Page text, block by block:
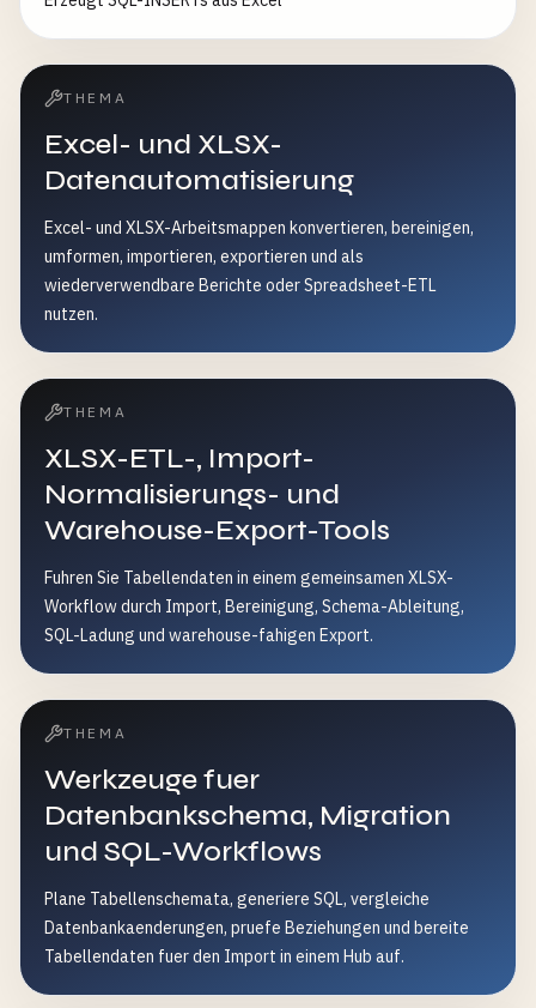
THEMA
Excel- und XLSX-
Datenautomatisierung
Excel- und XLSX-Arbeitsmappen konvertieren, bereinigen,
umformen, importieren, exportieren und als
wiederverwendbare Berichte oder Spreadsheet-ETL
nutzen.
THEMA
XLSX-ETL-, Import-
Normalisierungs- und
Warehouse-Export-Tools
Fuhren Sie Tabellendaten in einem gemeinsamen XLSX-
Workflow durch Import, Bereinigung, Schema-Ableitung,
SQL-Ladung und warehouse-fahigen Export.
THEMA
Werkzeuge fuer
Datenbankschema, Migration
und SQL-Workflows
Plane Tabellenschemata, generiere SQL, vergleiche
Datenbankaenderungen, pruefe Beziehungen und bereite
Tabellendaten fuer den Import in einem Hub auf.